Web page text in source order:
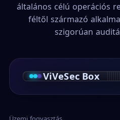
általános célú operációs
féltől származó
szigorúan
ViVeSec Box